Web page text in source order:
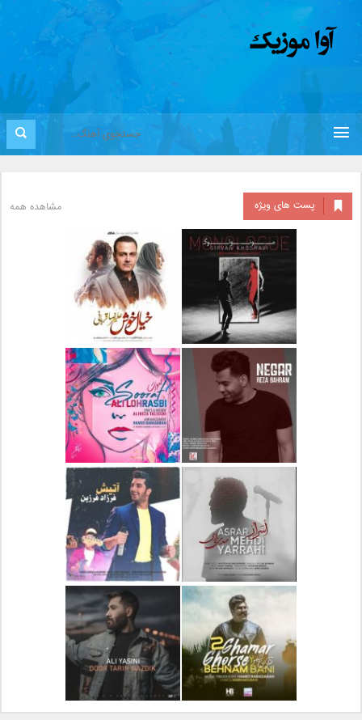
پست های ویژه مشاهده همه
دانلود آلبوم جدید سیروان
خسروی بنام مونولوگ
دانلود آهنگ جدید علیرضا
قربانی بنام خیال خوش
دانلود آهنگ جدید رضا
بهرام بنام نگار
دانلود آهنگ جدید علی
لهراسبی بنام صورت
دانلود آهنگ جدید مهدی
یراحی بنام اسرار
دانلود آهنگ جدید فرزاد
فرزین بنام آتیش